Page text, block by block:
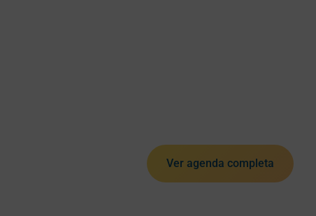
Ver agenda completa